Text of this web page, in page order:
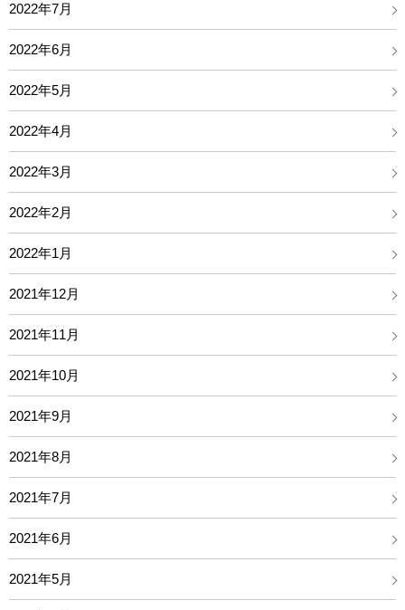
2022年7月
2022年6月
2022年5月
2022年4月
2022年3月
2022年2月
2022年1月
2021年12月
2021年11月
2021年10月
2021年9月
2021年8月
2021年7月
2021年6月
2021年5月